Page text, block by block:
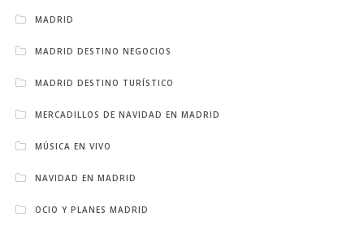
MADRID
MADRID DESTINO NEGOCIOS
MADRID DESTINO TURÍSTICO
MERCADILLOS DE NAVIDAD EN MADRID
MÚSICA EN VIVO
NAVIDAD EN MADRID
OCIO Y PLANES MADRID